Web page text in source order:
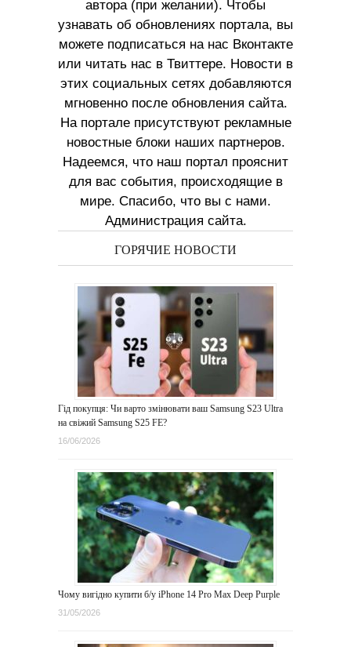
автора (при желании). Чтобы
узнавать об обновлениях портала, вы
можете подписаться на нас Вконтакте
или читать нас в Твиттере. Новости в
этих социальных сетях добавляются
мгновенно после обновления сайта.
На портале присутствуют рекламные
новостные блоки наших партнеров.
Надеемся, что наш портал прояснит
для вас события, происходящие в
мире. Спасибо, что вы с нами.
Администрация сайта.
ГОРЯЧИЕ НОВОСТИ
Гід покупця: Чи варто змінювати ваш Samsung S23 Ultra
на свіжий Samsung S25 FE?
16/06/2026
Чому вигідно купити б/у iPhone 14 Pro Max Deep Purple
31/05/2026